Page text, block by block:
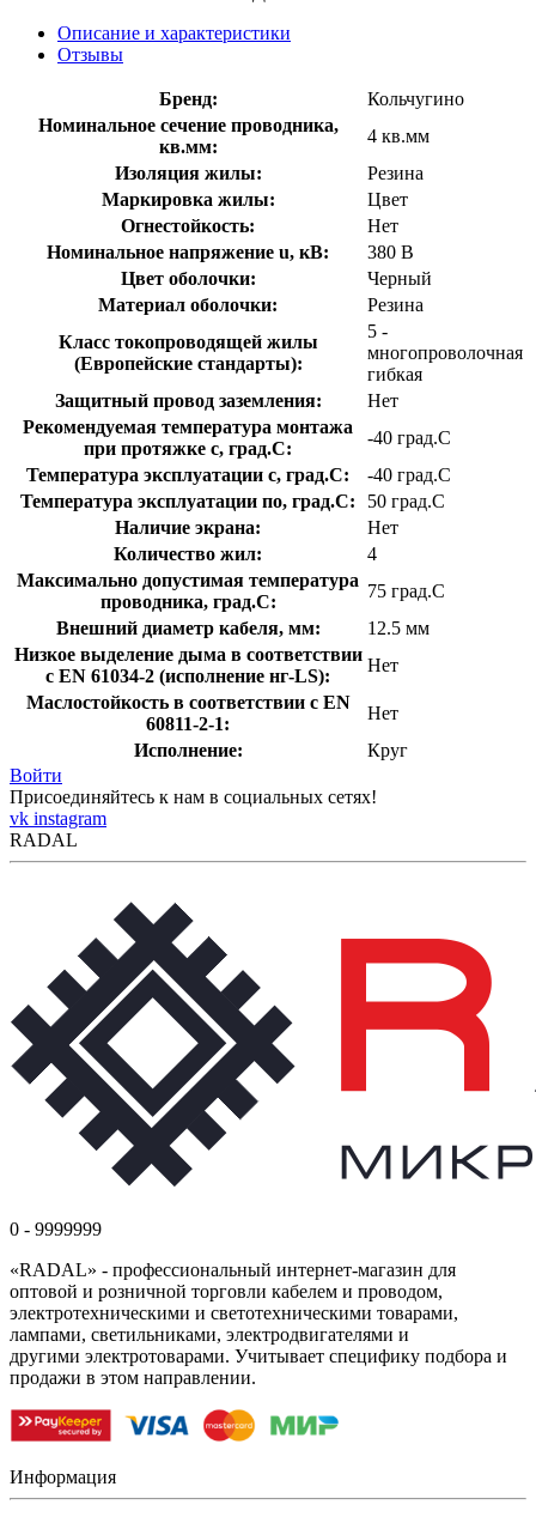
Описание и характеристики
Отзывы
Бренд:
Кольчугино
Номинальное сечение проводника,
кв.мм:
4 кв.мм
Изоляция жилы:
Резина
Маркировка жилы:
Цвет
Огнестойкость:
Нет
Номинальное напряжение u, кВ:
380 В
Цвет оболочки:
Черный
Материал оболочки:
Резина
Класс токопроводящей жилы
(Европейские стандарты):
5 -
многопроволочная
гибкая
Защитный провод заземления:
Нет
Рекомендуемая температура монтажа
при протяжке с, град.C:
-40 град.C
Температура эксплуатации с, град.C:
-40 град.C
Температура эксплуатации по, град.C:
50 град.C
Наличие экрана:
Нет
Количество жил:
4
Максимально допустимая температура
проводника, град.C:
75 град.C
Внешний диаметр кабеля, мм:
12.5 мм
Низкое выделение дыма в соответствии
с EN 61034-2 (исполнение нг-LS):
Нет
Маслостойкость в соответствии с EN
60811-2-1:
Нет
Исполнение:
Круг
Войти
Присоединяйтесь к нам в социальных сетях!
vk instagram
RADAL
0 - 9999999
«RADAL» - профессиональный интернет-магазин для
оптовой и розничной торговли кабелем и проводом,
электротехническими и светотехническими товарами,
лампами, светильниками, электродвигателями и
другими электротоварами. Учитывает специфику подбора и
продажи в этом направлении.
Информация